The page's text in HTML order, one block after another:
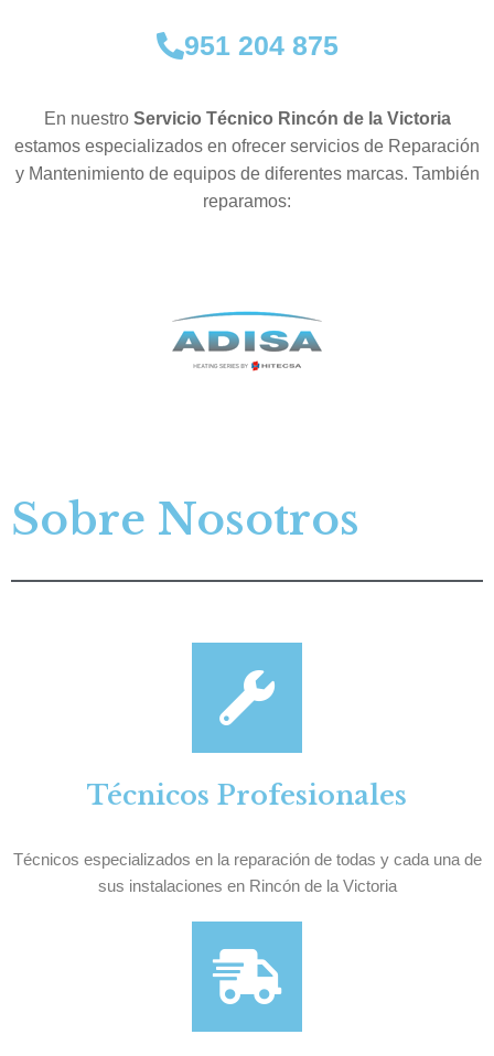
951 204 875
En nuestro Servicio Técnico Rincón de la Victoria
estamos especializados en ofrecer servicios de Reparación
y Mantenimiento de equipos de diferentes marcas. También
reparamos:
Sobre Nosotros
Técnicos Profesionales
Técnicos especializados en la reparación de todas y cada una de
sus instalaciones en Rincón de la Victoria